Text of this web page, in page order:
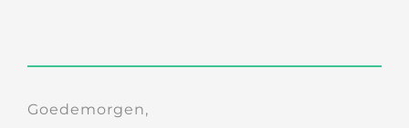
Goedemorgen,